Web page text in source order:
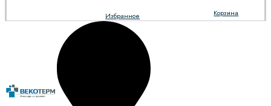
Корзина
Избранное